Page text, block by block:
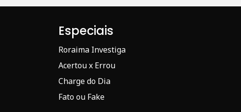
Especiais
Roraima Investiga
Acertou x Errou
Charge do Dia
Fato ou Fake